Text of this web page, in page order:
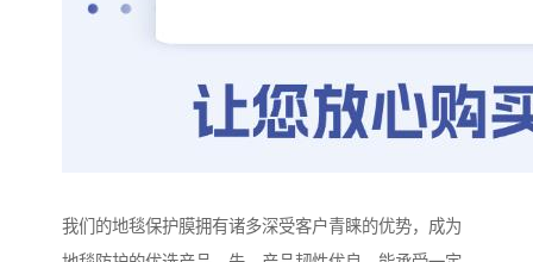
我们的地毯保护膜拥有诸多深受客户青睐的优势，成为